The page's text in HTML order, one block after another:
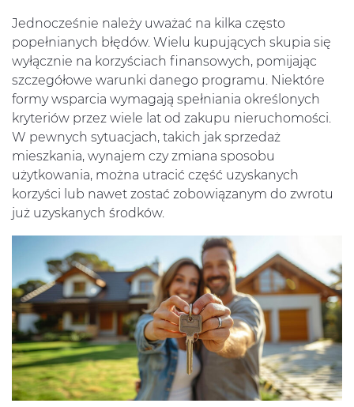
Jednocześnie należy uważać na kilka często
popełnianych błędów. Wielu kupujących skupia się
wyłącznie na korzyściach finansowych, pomijając
szczegółowe warunki danego programu. Niektóre
formy wsparcia wymagają spełniania określonych
kryteriów przez wiele lat od zakupu nieruchomości.
W pewnych sytuacjach, takich jak sprzedaż
mieszkania, wynajem czy zmiana sposobu
użytkowania, można utracić część uzyskanych
korzyści lub nawet zostać zobowiązanym do zwrotu
już uzyskanych środków.